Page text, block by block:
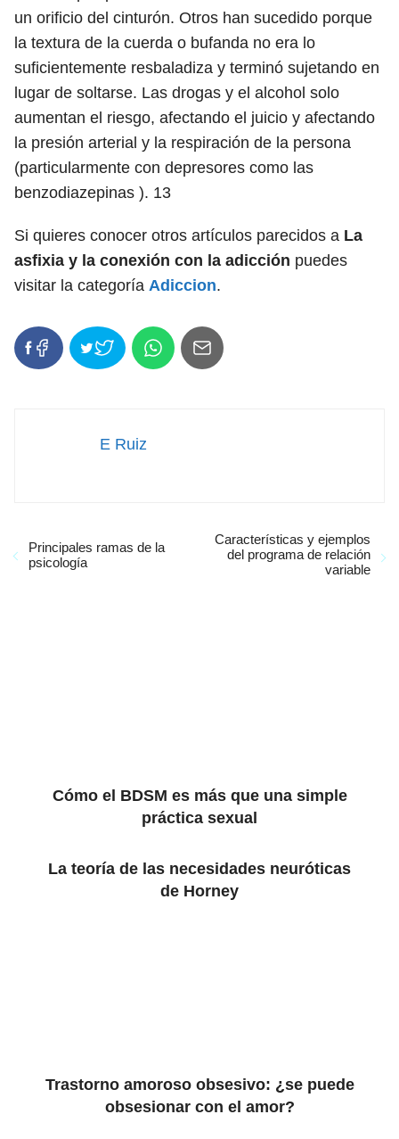
un orificio del cinturón. Otros han sucedido porque
la textura de la cuerda o bufanda no era lo
suficientemente resbaladiza y terminó sujetando en
lugar de soltarse. Las drogas y el alcohol solo
aumentan el riesgo, afectando el juicio y afectando
la presión arterial y la respiración de la persona
(particularmente con depresores como las
benzodiazepinas ). 13
Si quieres conocer otros artículos parecidos a La
asfixia y la conexión con la adicción puedes
visitar la categoría Adiccion.
E Ruiz
Principales ramas de la
psicología
Características y ejemplos
del programa de relación
variable
Cómo el BDSM es más que una simple
práctica sexual
La teoría de las necesidades neuróticas
de Horney
Trastorno amoroso obsesivo: ¿se puede
obsesionar con el amor?